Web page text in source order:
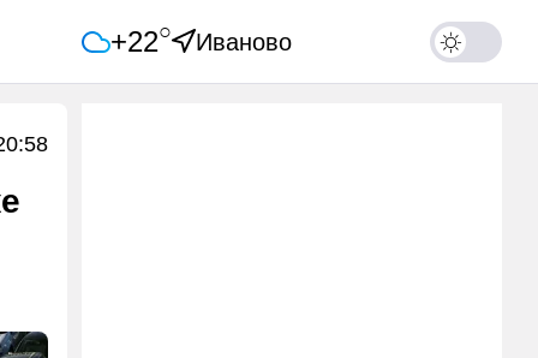
+22○ Иваново